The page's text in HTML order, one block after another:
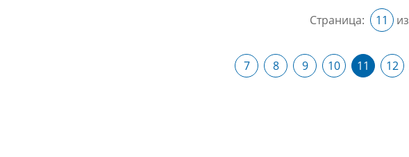
Страница: 11 из
7 8 9 10 11 12